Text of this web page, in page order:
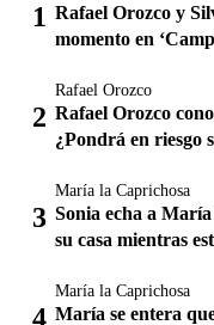
Rafael Orozco y
momento en
Rafael Orozco
Rafael Orozco
¿Pondrá en riesgo
María la Caprichosa
Sonia echa a
su casa mientras
María la Caprichosa
María se entera